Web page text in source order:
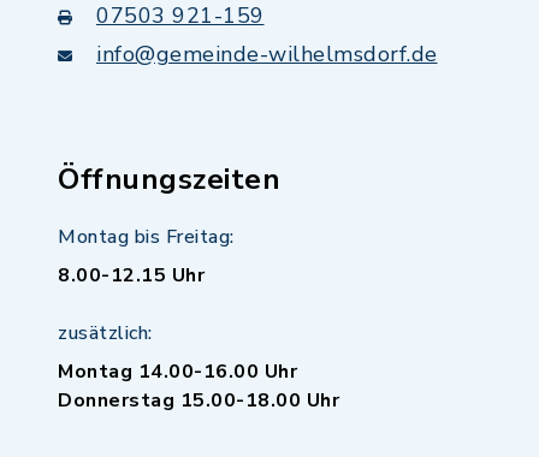
07503 921-159
info@gemeinde-wilhelmsdorf.de
Öffnungszeiten
Montag bis Freitag:
8.00-12.15 Uhr
zusätzlich:
Montag 14.00-16.00 Uhr
Donnerstag 15.00-18.00 Uhr